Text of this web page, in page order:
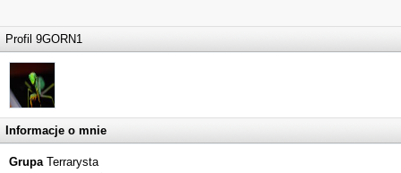
Profil 9GORN1
Informacje o mnie
GrupaTerrarysta